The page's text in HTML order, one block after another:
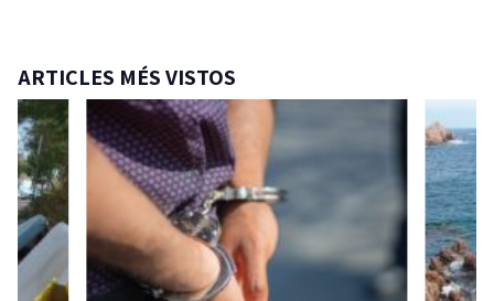
ARTICLES MÉS VISTOS